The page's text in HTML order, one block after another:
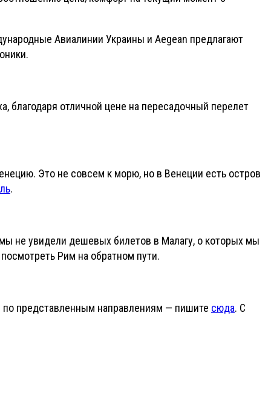
Авиалинии Украины и Aegean предлагают
отличной цене на пересадочный перелет
Это не совсем к морю, но в Венеции есть остров
.
не увидели дешевых билетов в Малагу, о которых мы
Рим на обратном пути.
представленным направлениям — пишите сюда. С